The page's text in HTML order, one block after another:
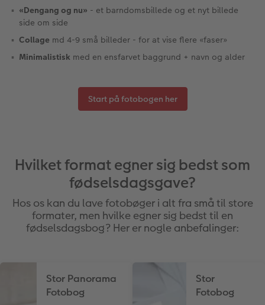
«Dengang og nu» - et barndomsbillede og et nyt billede
side om side
Collage md 4-9 små billeder - for at vise flere «faser»
Minimalistisk med en ensfarvet baggrund + navn og alder
Start på fotobogen her
Hvilket format egner sig bedst som
fødselsdagsgave?
Hos os kan du lave fotobøger i alt fra små til store
formater, men hvilke egner sig bedst til en
fødselsdagsbog? Her er nogle anbefalinger:
Stor Panorama
Fotobog
Stor
Fotobog